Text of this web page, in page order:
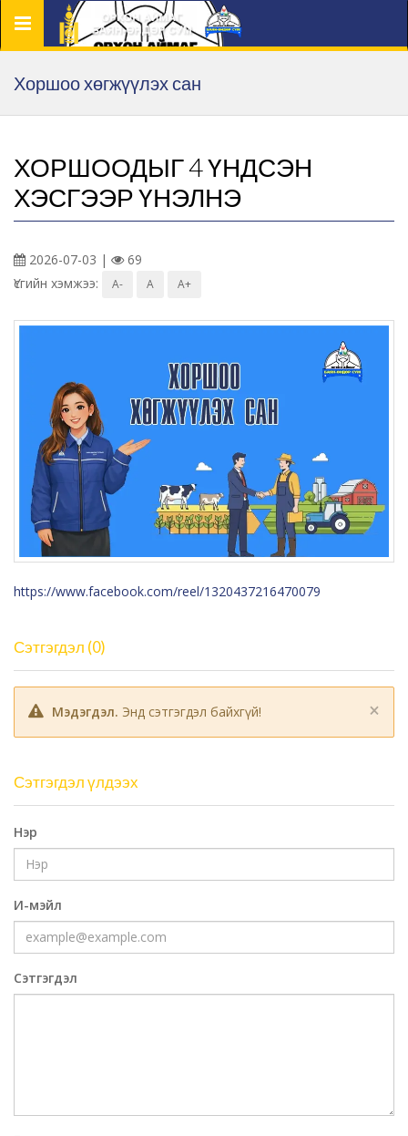
Цэс
Хоршоо хөгжүүлэх сан
ХОРШООДЫГ 4 ҮНДСЭН
ХЭСГЭЭР ҮНЭЛНЭ
2026-07-03 |
69
Үсгийн хэмжээ:
A- A A+
https://www.facebook.com/reel/1320437216470079
Сэтгэгдэл (0)
×
Мэдэгдэл. Энд сэтгэгдэл байхгүй!
Сэтгэгдэл үлдээх
Нэр
И-мэйл
Сэтгэгдэл